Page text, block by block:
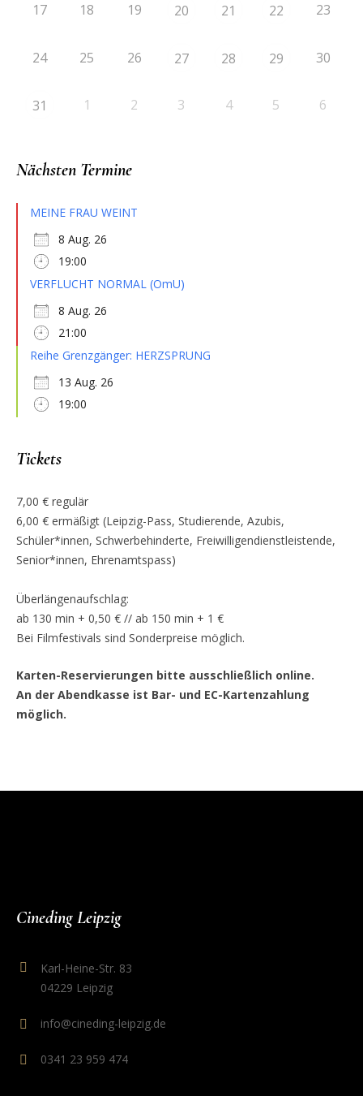
17 18 19 20 21 22 23
24 25 26 27 28 29 30
31 1 2 3 4 5 6
Nächsten Termine
MEINE FRAU WEINT
8 Aug. 26
19:00
VERFLUCHT NORMAL (OmU)
8 Aug. 26
21:00
Reihe Grenzgänger: HERZSPRUNG
13 Aug. 26
19:00
Tickets
7,00 € regulär
6,00 € ermäßigt (Leipzig-Pass, Studierende, Azubis,
Schüler*innen, Schwerbehinderte, Freiwilligendienstleistende,
Senior*innen, Ehrenamtspass)
Überlängenaufschlag:
ab 130 min + 0,50 € // ab 150 min + 1 €
Bei Filmfestivals sind Sonderpreise möglich.
Karten-Reservierungen bitte ausschließlich online.
An der Abendkasse ist Bar- und EC-Kartenzahlung
möglich.
Cineding Leipzig
Karl-Heine-Str. 83
04229 Leipzig
info@cineding-leipzig.de
0341 23 959 474